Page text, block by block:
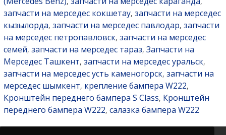
запчасти на мерседес кокшетау, запчасти на мерседес
кызылорда, запчасти на мерседес павлодар, запчасти
на мерседес петропавловск, запчасти на мерседес
семей, запчасти на мерседес тараз, Запчасти на
Мерседес Ташкент, запчасти на мерседес уральск,
запчасти на мерседес усть каменогорск, запчасти на
мерседес шымкент, крепление бампера W222,
Кронштейн переднего бампера S Class, Кронштейн
переднего бампера W222, салазка бампера W222